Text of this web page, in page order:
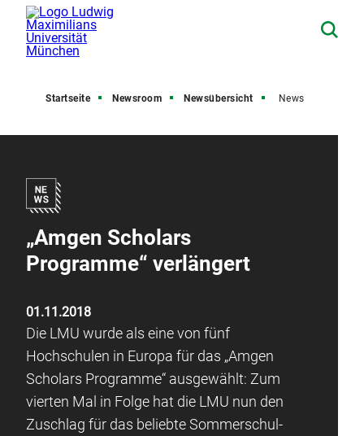
Startseite Newsroom Newsübersicht News
„Amgen Scholars
Programme“ verlängert
01.11.2018
Die LMU wurde als eine von fünf
Hochschulen in Europa für das „Amgen
Scholars Programme“ ausgewählt: Zum
vierten Mal in Folge hat die LMU nun den
Zuschlag für das beliebte Sommerschul-